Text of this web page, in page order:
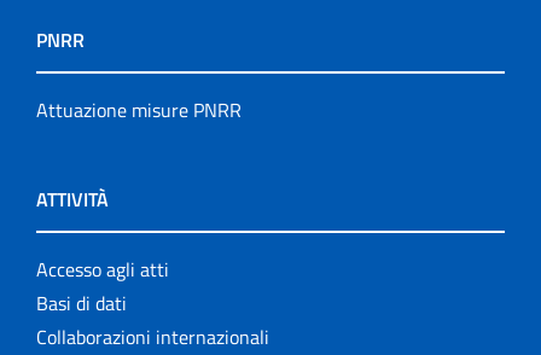
PNRR
Attuazione misure PNRR
ATTIVITÀ
Accesso agli atti
Basi di dati
Collaborazioni internazionali